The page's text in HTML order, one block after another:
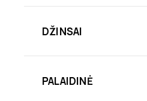
DŽINSAI
PALAIDINĖ